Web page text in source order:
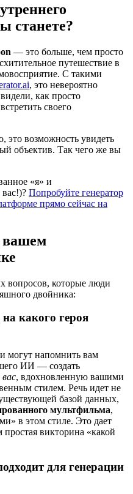
станете?
— это больше, чем просто
путешествие в
С такими
, это невероятно
как просто
своего
это возможность увидеть
объектив. Так чего же вы
«я» и
Попробуйте генератор
прямо сейчас на
вашем
вопросов, которые люди
двойника:
на какого героя
могут напомнить вам
ИИ — создать
, вдохновленную вашими
стилем. Речь идет не
базой данных,
мультфильма,
в этом стиле. Это дает
викторина «какой
для генерации